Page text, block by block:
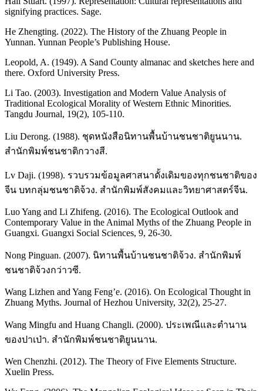
signifying practices. Sage.
He Zhengting. (2022). The History of the Zhuang People in
Yunnan. Yunnan People’s Publishing House.
Leopold, A. (1949). A Sand County almanac and sketches here and
there. Oxford University Press.
Li Tao. (2003). Investigation and Modern Value Analysis of
Traditional Ecological Morality of Western Ethnic Minorities.
Tangdu Journal, 19(2), 105-110.
Liu Derong. (1988). ชุดหนังสือนิทานพื้นบ้านชนชาติยูนนาน.
สำนักพิมพ์ชนชาติกวางสี.
Lv Daji. (1998). รวบรวมข้อมูลศาสนาดั้งเดิมของทุกชนชาติของ
จีน บทกลุ่มชนชาติจ้วง. สำนักพิมพ์สังคมและวิทยาศาสตร์จีน.
Luo Yang and Li Zhifeng. (2016). The Ecological Outlook and
Contemporary Value in the Animal Myths of the Zhuang People in
Guangxi. Guangxi Social Sciences, 9, 26-30.
Nong Pinguan. (2007). นิทานพื้นบ้านชนชาติจ้วง. สำนักพิมพ์
ชนชาติจ้วงกว่าวซี.
Wang Lizhen and Yang Feng’e. (2016). On Ecological Thought in
Zhuang Myths. Journal of Hezhou University, 32(2), 25-27.
Wang Mingfu and Huang Changli. (2000). ประเพณีและตำนาน
ของปาเป่า. สำนักพิมพ์ชนชาติยูนนาน.
Wen Chenzhi. (2012). The Theory of Five Elements Structure.
Xuelin Press.